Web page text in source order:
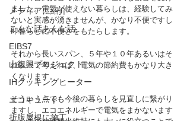
メディアに紹介
こんな話あんな話
EIBS7
山復興プロジェクト
IHクッキングヒーター
エコキュート
折版屋根に施工
ました。電気が使えない暮らしは、経験してみ
ないと実感が湧きませんが、かなり不便ですし
即暮らしに不便さをもたらします。
それから長いスパン、５年や１０年あるいはそ
れ以上で考えれば、電気の節約費もかなり大き
くなります。
そういう点でも今後の暮らしを見直しに繋がり
ますし、エコエネルギーで電気をまかないます